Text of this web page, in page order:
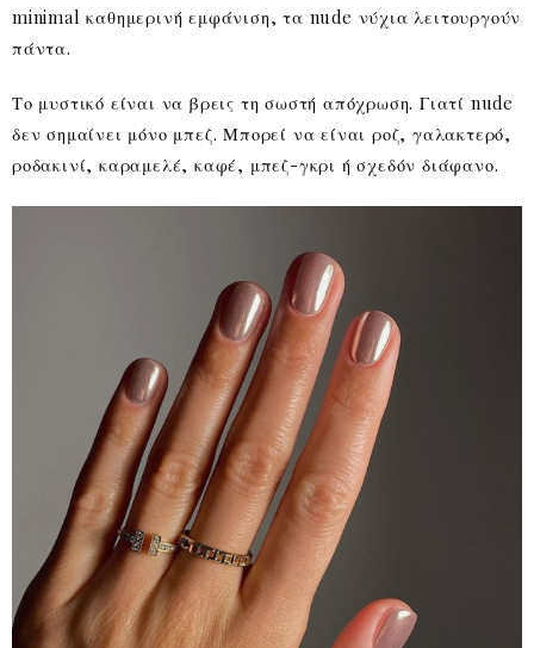
minimal καθημερινή εμφάνιση, τα nude νύχια λειτουργούν
πάντα.
Το μυστικό είναι να βρεις τη σωστή απόχρωση. Γιατί nude
δεν σημαίνει μόνο μπεζ. Μπορεί να είναι ροζ, γαλακτερό,
ροδακινί, καραμελέ, καφέ, μπεζ-γκρι ή σχεδόν διάφανο.